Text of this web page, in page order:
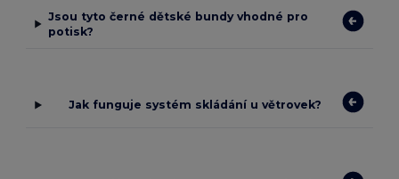
Jsou tyto černé dětské bundy vhodné pro
potisk?
Jak funguje systém skládání u větrovek?